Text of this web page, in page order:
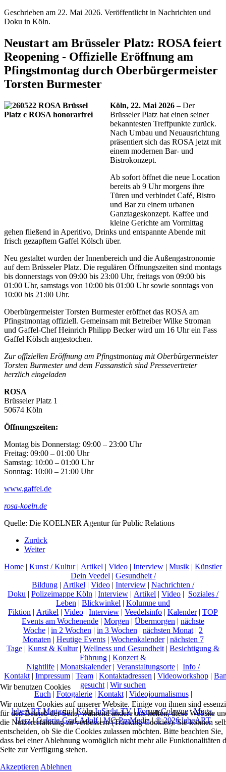
Geschrieben am 22. Mai 2026. Veröffentlicht in Nachrichten und
Doku in Köln.
Neustart am Brüsseler Platz: ROSA feiert
Reopening - Offizielle Eröffnung am
Pfingstmontag durch Oberbürgermeister
Torsten Burmester
Köln, 22. Mai 2026 – Der
Brüsseler Platz hat einen seiner
bekanntesten Treffpunkte zurück.
Nach Umbau und Neuausrichtung
präsentiert sich das ROSA jetzt mit
einem modernen Bar- und
Bistrokonzept.
Ab sofort öffnet die neue Location
bereits ab 9 Uhr morgens ihre
Türen und verbindet Café, Bistro
und Bar zu einem urbanen
Ganztageskonzept. Kaffee und
kleine Gerichte am Vormittag
gehen fließend in Aperitivo, Drinks und entspannte Abende mit
frisch gezapftem Gaffel Kölsch über.
Neu gestaltet wurden der Innenbereich und die Außengastronomie
auf dem Brüsseler Platz. Die regulären Öffnungszeiten sind montags
bis donnerstags von 09:00 bis 23:00 Uhr, freitags von 09:00 bis
01:00 Uhr, samstags von 10:00 bis 01:00 Uhr sowie sonntags von
10:00 bis 21:00 Uhr.
Oberbürgermeister Torsten Burmester eröffnet das ROSA am
Pfingstmontag offiziell. Gemeinsam mit Betreiber Wilke Stroman
und Gaffel-Chef Heinrich Philipp Becker wird um 16 Uhr ein Fass
Gaffel Kölsch angestochen.
Zur offiziellen Eröffnung am Pfingstmontag mit Oberbürgermeister
Torsten Burmester und dem Fassanstich sind Pressevertreter
herzlich eingeladen
ROSA
Brüsseler Platz 1
50674 Köln
Öffnungszeiten:
Montag bis Donnerstag: 09:00 – 23:00 Uhr
Freitag: 09:00 – 01:00 Uhr
Samstag: 10:00 – 01:00 Uhr
Sonntag: 10:00 – 21:00 Uhr
www.gaffel.de
rosa-koeln.de
Quelle: Die KOELNER Agentur für Public Relations
Zurück
Weiter
Home | Kunst / Kultur| Artikel | Video | Interview | Musik | Künstler
Dein Veedel | Gesundheit /
Bildung | Artikel | Video | Interview | Nachrichten /
Doku | Polizeimappe Köln | Interview | Artikel | Video | Soziales /
Leben | Blickwinkel | Kolumne und
Fiktion | Artikel | Video | Interview | Veedelsinfo | Kalender| TOP
Events am Wochenende | Morgen | Übermorgen | nächste
Woche | in 2 Wochen | in 3 Wochen | nächsten Monat | 2
Monaten | Heutige Events| Wochenkalender| nächsten 7
Tage | Kunst & Kultur| Wellness und Gesundheit | Besichtigung &
Führung | Konzert &
Nightlife | Monatskalender| Veranstaltungsorte | Info /
Kontakt | Impressum | Team | Kontaktadressen | Videoworkshop |
gesucht | Wir suchen
Euch | Fotogalerie| Kontakt| Videojournalismus|
lebeART-Magazin|Köln-InSight-TV|Forum-Cologne|Mega-
Herz|Galerie-Graf-Adolf|MC-ProMedia|© 2026 lebeART
Wir benutzen Cookies
Wir nutzen Cookies auf unserer Website. Einige von ihnen sind
für den Betrieb der Seite, während andere uns helfen, diese Website
die Nutzererfahrung zu verbessern (Tracking Cookies). Sie können
entscheiden, ob Sie die Cookies zulassen möchten. Bitte beachten Sie,
dass bei einer Ablehnung womöglich nicht mehr alle Funktionalitäten
Seite zur Verfügung stehen.
Akzeptieren Ablehnen